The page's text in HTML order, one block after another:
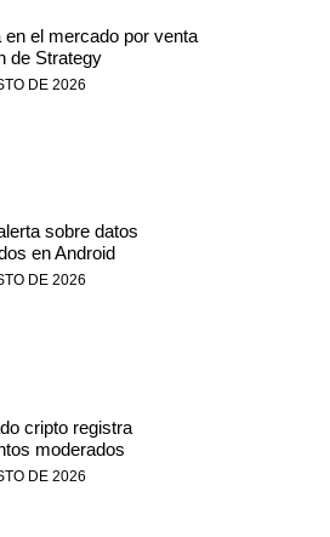
en el mercado por venta
de Strategy
DE 2026
sobre datos
en Android
DE 2026
cripto registra
moderados
DE 2026